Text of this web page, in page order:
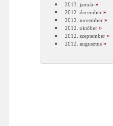
2013. január
2012. december
2012. november
2012. október
2012. szeptember
2012. augusztus